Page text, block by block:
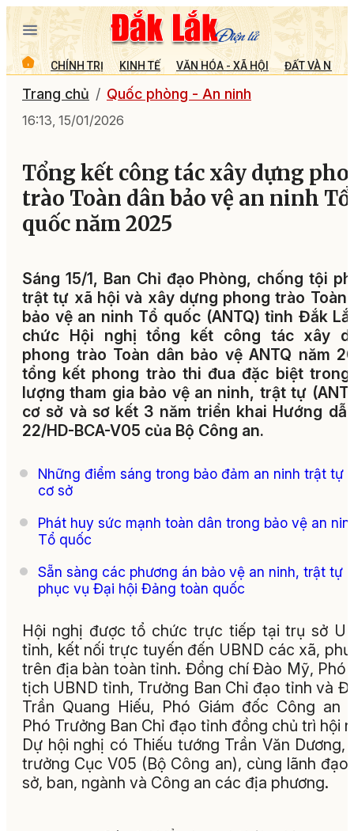
CHÍNH TRỊ KINH TẾ VĂN HÓA - XÃ HỘI ĐẤT VÀ
Trang chủ Quốc phòng - An ninh
16:13, 15/01/2026
Tổng kết công tác xây dựng
trào Toàn dân bảo vệ an ninh Tổ
quốc năm 2025
Sáng 15/1, Ban Chỉ đạo Phòng, chống tội
trật tự xã hội và xây dựng phong trào Toàn
bảo vệ an ninh Tổ quốc (ANTQ) tỉnh Đắk
chức Hội nghị tổng kết công tác xây
phong trào Toàn dân bảo vệ ANTQ năm
tổng kết phong trào thi đua đặc biệt
lượng tham gia bảo vệ an ninh, trật tự
cơ sở và sơ kết 3 năm triển khai Hướng
22/HD-BCA-V05 của Bộ Công an.
Những điểm sáng trong bảo đảm an ninh trật tự
cơ sở
Phát huy sức mạnh toàn dân trong bảo vệ an
Tổ quốc
Sẵn sàng các phương án bảo vệ an ninh, trật tự
phục vụ Đại hội Đảng toàn quốc
Hội nghị được tổ chức trực tiếp tại trụ sở
tỉnh, kết nối trực tuyến đến UBND các xã,
trên địa bàn toàn tỉnh. Đồng chí Đào Mỹ, Phó
tịch UBND tỉnh, Trưởng Ban Chỉ đạo tỉnh và
Trần Quang Hiếu, Phó Giám đốc Công an
Phó Trưởng Ban Chỉ đạo tỉnh đồng chủ trì hội
Dự hội nghị có Thiếu tướng Trần Văn Dương,
trưởng Cục V05 (Bộ Công an), cùng lãnh đạo
sở, ban, ngành và Công an các địa phương.